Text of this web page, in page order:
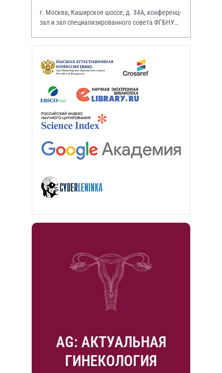
г. Москва, Каширское шоссе, д. 34А, конференц-
зал и зал специализированного совета ФГБНУ
AG: АКТУАЛЬНАЯ
ГИНЕКОЛОГИЯ